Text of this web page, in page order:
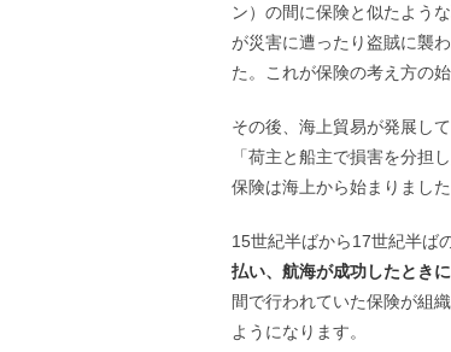
ン）の間に保険と似たよう
が災害に遭ったり盗賊に襲
た。これが保険の考え方の
その後、海上貿易が発展し
「荷主と船主で損害を分担
保険は海上から始まりました
15世紀半ばから17世紀半ば
払い、航海が成功したとき
間で行われていた保険が組
ようになります。